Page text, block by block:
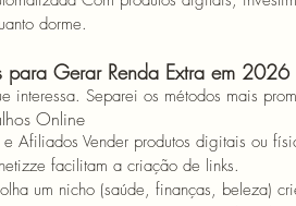
dorme.
para Gerar Renda Extra em 2026
interessa. Separei os métodos mais
Online
Afiliados Vender produtos digitais ou
facilitam a criação de links.
um nicho (saúde, finanças, beleza)